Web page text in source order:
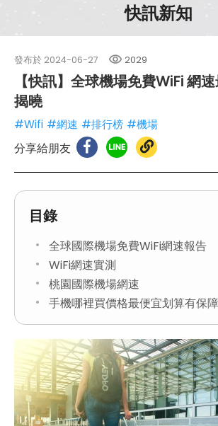
快訊新知
發布於 2024-06-27 2029
【快訊】全球機場免費WiFi 網
揭曉
#Wifi #網速 #排行榜 #機場
分享給朋友
目錄
全球國際機場免費WiFi網速報告
WiFi網速實測
桃園國際機場網速
手機哪裡買價格最便宜划算有保